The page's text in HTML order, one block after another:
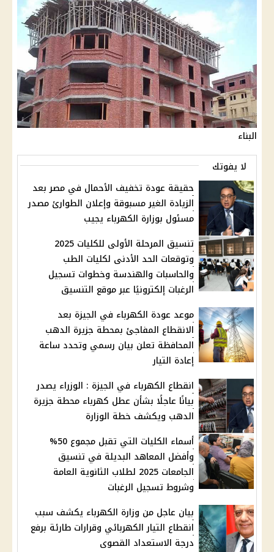
البناء
لا يفوتك
حقيقة عودة تخفيف الأحمال في مصر بعد
الزيادة الغير مسبوقة وإعلان الطوارئ مصدر
مسئول بوزارة الكهرباء يجيب
تنسيق المرحلة الأولى للكليات 2025
وتوقعات الحد الأدنى لكليات الطب
والحاسبات والهندسة وخطوات تسجيل
الرغبات إلكترونيًا عبر موقع التنسيق
موعد عودة الكهرباء في الجيزة بعد
الانقطاع المفاجئ بمحطة جزيرة الدهب
المحافظة تعلن بيان رسمي وتحدد ساعة
إعادة التيار
انقطاع الكهرباء في الجيزة : الوزراء يصدر
بيانًا عاجلًا بشأن عطل كهرباء محطة جزيرة
الدهب ويكشف خطة الوزارة
أسماء الكليات التي تقبل مجموع 50%
وأفضل المعاهد البديلة في تنسيق
الجامعات 2025 لطلاب الثانوية العامة
وشروط تسجيل الرغبات
بيان عاجل من وزارة الكهرباء يكشف سبب
انقطاع التيار الكهربائي وقرارات طارئة برفع
درجة الاستعداد القصوى